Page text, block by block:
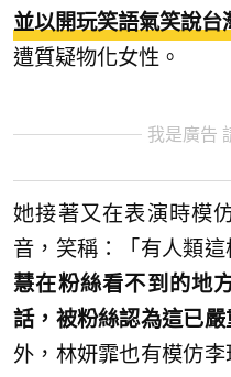
並以開玩笑語氣笑說台
遭質疑物化女性。
我是廣告
她接著又在表演時模
音，笑稱：「有人類這
慧在粉絲看不到的地
話，被粉絲認為這已
外，林妍霏也有模仿